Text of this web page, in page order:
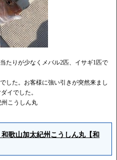
たりが少なくメバル2匹、イサギ1匹で
した。お客様に強い引きが突然来まし
イでした。
州こうしん丸
歌山加太紀州こうしん丸【和